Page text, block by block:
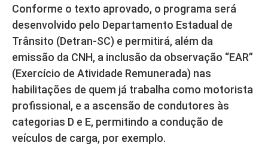
Conforme o texto aprovado, o programa será
desenvolvido pelo Departamento Estadual de
Trânsito (Detran-SC) e permitirá, além da
emissão da CNH, a inclusão da observação “EAR”
(Exercício de Atividade Remunerada) nas
habilitações de quem já trabalha como motorista
profissional, e a ascensão de condutores às
categorias D e E, permitindo a condução de
veículos de carga, por exemplo.